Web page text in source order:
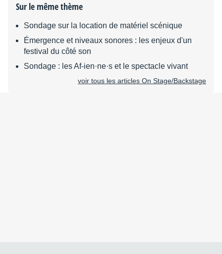
Sur le même thème
Sondage sur la location de matériel scénique
Émergence et niveaux sonores : les enjeux d'un
festival du côté son
Sondage : les Af-ien·ne·s et le spectacle vivant
voir tous les articles On Stage/Backstage